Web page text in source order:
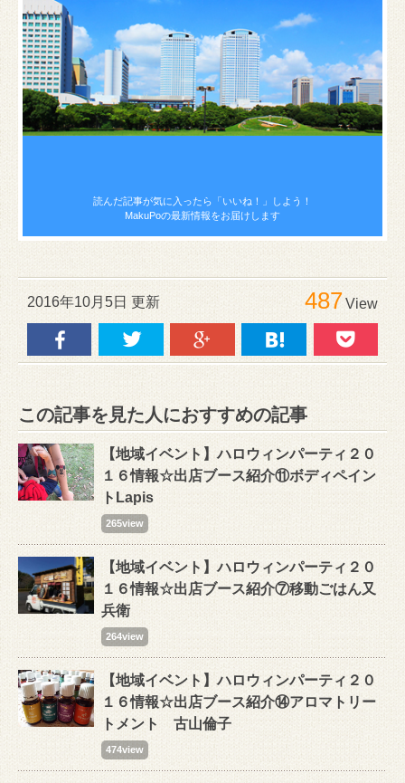
読んだ記事が気に入ったら 「いいね！」しよう！
MakuPoの最新情報をお届けします
2016年10月5日 更新 487View
この記事を見た人におすすめの記事
【地域イベント】ハロウィンパーティ２０
１６情報☆出店ブース紹介⑪ボディペイン
トLapis
265view
【地域イベント】ハロウィンパーティ２０
１６情報☆出店ブース紹介⑦移動ごはん又
兵衛
264view
【地域イベント】ハロウィンパーティ２０
１６情報☆出店ブース紹介⑭アロマトリー
トメント 古山倫子
474view